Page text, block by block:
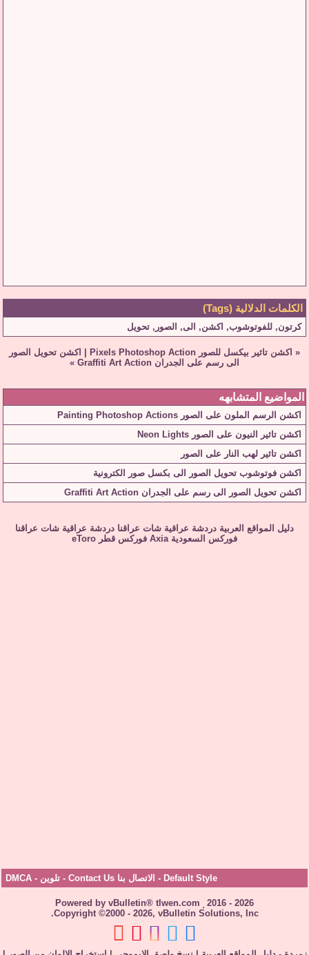
الكلمات الدلالية (Tags)
كرتون, للفوتوشوب, اكشن, الى, الصور , تحويل
« اكشن تاثير بيكسل للصور Pixels Photoshop Action
اكشن تحويل الصور
الى رسم على الجدران Graffiti Art Action
»
المواضيع المتشابهه
اكشن الرسم الملون على الصور Painting Photoshop Actions
اكشن تاثير النيون على الصور Neon Lights
اكشن تاثير لهب النار على الصور
اكشن فوتوشوب تحويل الصور الى بكسل صور الكترونية
اكشن تحويل الصور الى رسم على الجدران Graffiti Art Action
دليل المواقع العربية دردشة عراقية شات عراقنا دردشة عراقية شات عراقنا
فوركس السعودية Axia فوركس قطر eToro
Default Style
- الاتصال بنا Contact Us - تلوين -
DMCA
Powered by vBulletin® tlwen.com
2016 - 2026
Copyright ©2000 - 2026, vBulletin Solutions, Inc.